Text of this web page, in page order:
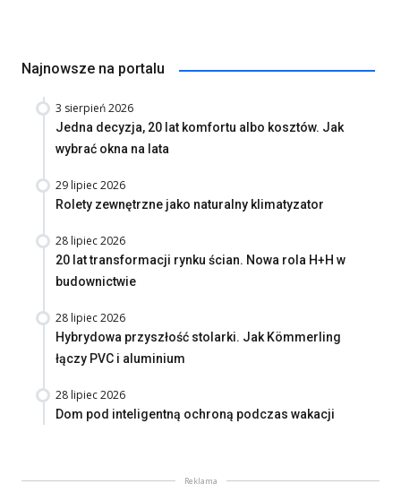
Najnowsze na portalu
3 sierpień 2026
Jedna decyzja, 20 lat komfortu albo kosztów. Jak
wybrać okna na lata
29 lipiec 2026
Rolety zewnętrzne jako naturalny klimatyzator
28 lipiec 2026
20 lat transformacji rynku ścian. Nowa rola H+H w
budownictwie
28 lipiec 2026
Hybrydowa przyszłość stolarki. Jak Kömmerling
łączy PVC i aluminium
28 lipiec 2026
Dom pod inteligentną ochroną podczas wakacji
Reklama